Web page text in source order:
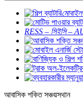
মোবাইল
RESS – সিইসি –
আবাসিক শক্তি সঞ্চয়স্থান